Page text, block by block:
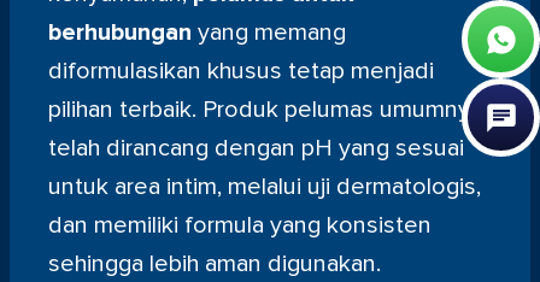
berhubungan yang memang
diformulasikan khusus tetap menjadi
pilihan terbaik. Produk pelumas umumnya
telah dirancang dengan pH yang sesuai
untuk area intim, melalui uji dermatologis,
dan memiliki formula yang konsisten
sehingga lebih aman digunakan.